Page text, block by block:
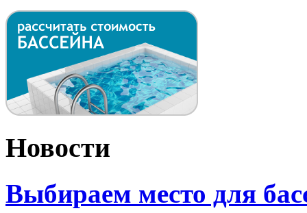
Новости
Выбираем место для